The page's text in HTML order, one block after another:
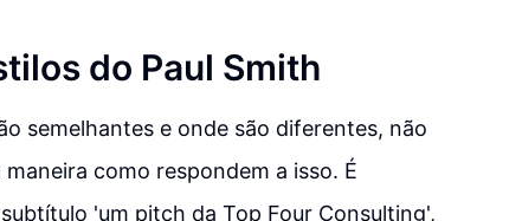
do Paul Smith
semelhantes e onde são diferentes, não
como respondem a isso. É
'um pitch da Top Four Consulting',